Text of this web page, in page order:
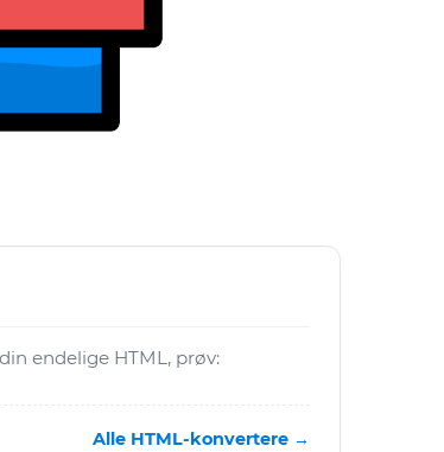
endelige HTML, prøv:
Alle HTML-konvertere →